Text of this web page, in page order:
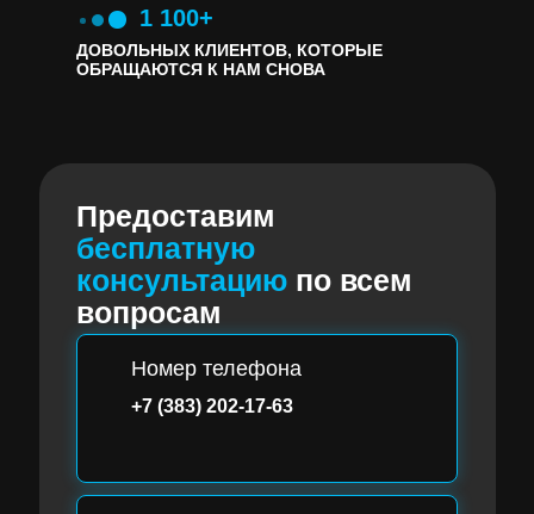
1 100+
ДОВОЛЬНЫХ КЛИЕНТОВ, КОТОРЫЕ
ОБРАЩАЮТСЯ К НАМ СНОВА
Предоставим
бесплатную
консультацию по всем
вопросам
Номер телефона
+7 (383) 202-17-63